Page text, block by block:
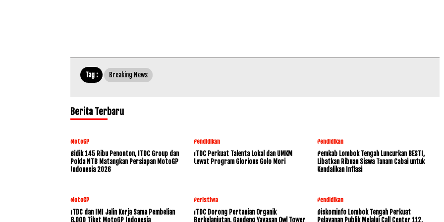
Tag : Breaking News
Berita Terbaru
MotoGP
Bidik 145 Ribu Penonton, ITDC Group dan
Polda NTB Matangkan Persiapan MotoGP
Indonesia 2026
Pendidikan
ITDC Perkuat Talenta Lokal dan UMKM
Lewat Program Glorious Golo Mori
Pendidikan
Pemkab Lombok Tengah Luncurkan BESTI,
Libatkan Ribuan Siswa Tanam Cabai untuk
Kendalikan Inflasi
MotoGP
ITDC dan IMI Jalin Kerja Sama Pembelian
8.000 Tiket MotoGP Indonesia
Peristiwa
ITDC Dorong Pertanian Organik
Berkelanjutan, Gandeng Yayasan Owl Tower
Pendidikan
Diskominfo Lombok Tengah Perkuat
Pelayanan Publik Melalui Call Center 112,